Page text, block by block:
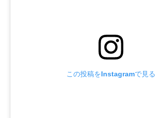
この投稿をInstagramで見る